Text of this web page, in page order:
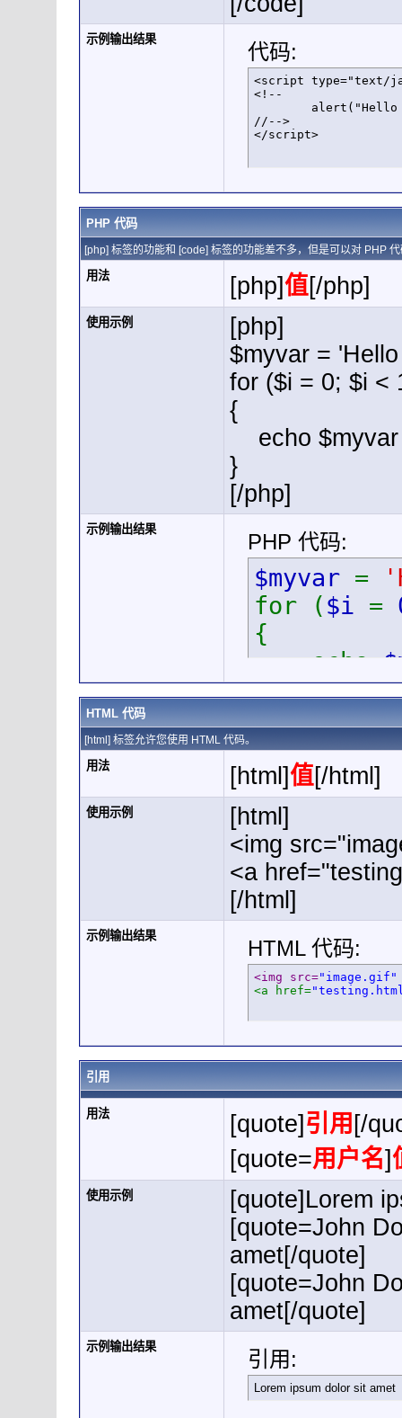
示例输出结果
代码:
<script type="text/
<!--
//-->
</script>
PHP 代码
[php] 标签的功能和 [code] 标签的功能差不多，但是可以对 PHP
用法 [php]值[/php]
使用示例
[php]
$myvar =
for ($i = 0; $i <
{
echo $myvar
}
[/php]
示例输出结果
PHP 代码:
$myvar =
for ($i =
{
echo
}
HTML 代码
[html] 标签允许您使用 HTML 代码。
用法 [html]值[/html]
使用示例
[html]
<img
<a
[/html]
示例输出结果
HTML 代码:
<img src="image.gif"
<a href=
引用
用法 [quote] 引用 [/
[quote=用户名]
使用示例
[quote]Lorem
[quote=John
amet[/quote]
[quote=John
amet[/quote]
示例输出结果
引用:
Lorem ipsum dolor sit amet